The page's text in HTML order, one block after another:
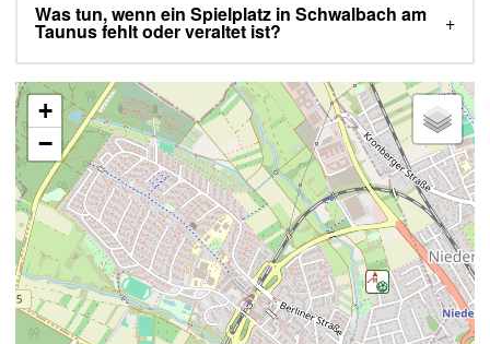
Was tun, wenn ein Spielplatz in Schwalbach am
Taunus fehlt oder veraltet ist?
+
−